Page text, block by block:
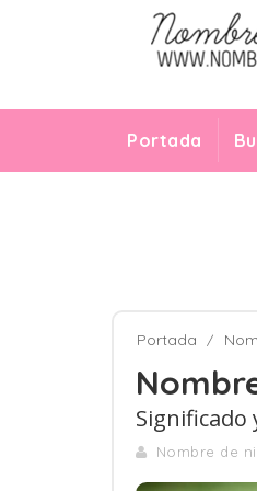
Portada
Portada
Significado
Nombre de